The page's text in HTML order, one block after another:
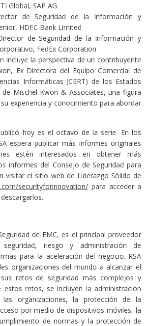
Global, SAP AG
de Seguridad de la Información y
HDFC Bank Limited
de Seguridad de la Información y
FedEx Corporation
incluye la perspectiva de un contribuyente
Ex Directora del Equipo Comercial de
Informáticas (CERT) de los Estados
de Mischel Kwon & Associates, una figura
experiencia y conocimiento para abordar
hoy es el octavo de la serie. En los
espera publicar más informes originales
estén interesados en obtener más
informes del Consejo de Seguridad para
visitar el sitio web de Liderazgo Sólido de
securityforinnovation/ para acceder a
de EMC, es el principal proveedor
riesgo y administración de
para la aceleración del negocio. RSA
organizaciones del mundo a alcanzar el
retos de seguridad más complejos y
estos retos, se incluyen la administración
organizaciones, la protección de la
por medio de dispositivos móviles, la
de normas y la protección de